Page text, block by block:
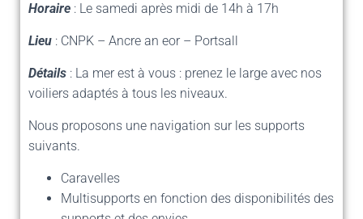
Horaire : Le samedi après midi de 14h à 17h
Lieu : CNPK – Ancre an eor – Portsall
Détails : La mer est à vous : prenez le large avec nos
voiliers adaptés à tous les niveaux.
Nous proposons une navigation sur les supports
suivants.
Caravelles
Multisupports en fonction des disponibilités des